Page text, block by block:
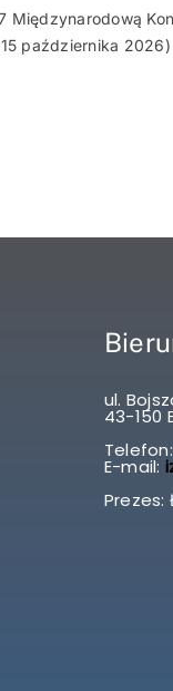
Międzynarodową
października 2026)
ul.
43-150
Telefon:
E-mail:
Prezes: